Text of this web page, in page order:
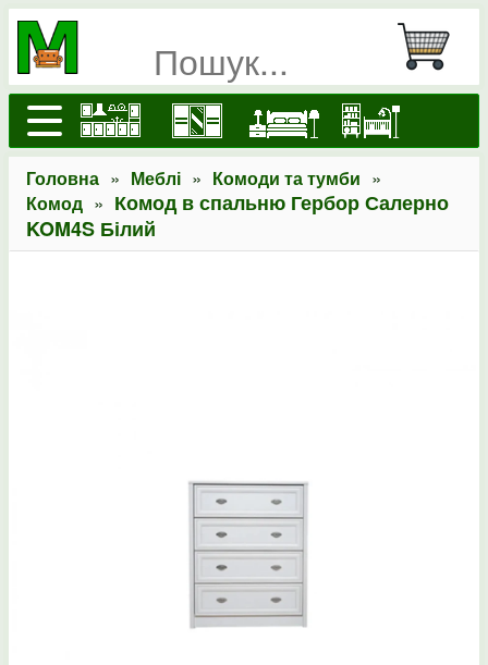
Головна » Меблі » Комоди та тумби »
Комод » Комод в спальню Гербор Салерно
KOM4S Білий